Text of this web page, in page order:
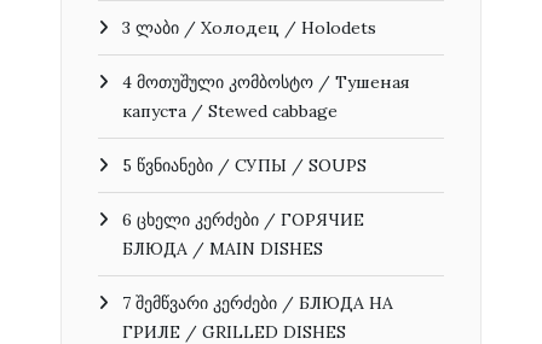
3 ლაბი / Холодец / Holodets
4 მოთუშული კომბოსტო / Тушеная
капуста / Stewed cabbage
5 წვნიანები / СУПЫ / SOUPS
6 ცხელი კერძები / ГОРЯЧИЕ
БЛЮДА / MAIN DISHES
7 შემწვარი კერძები / БЛЮДА НА
ГРИЛЕ / GRILLED DISHES